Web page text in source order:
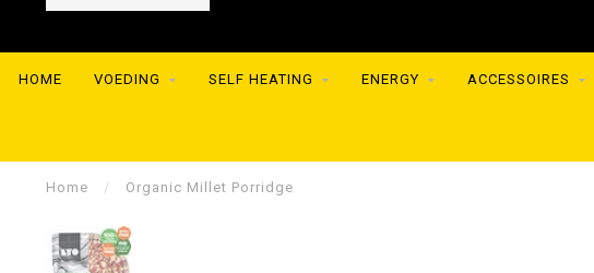
HOME VOEDING SELF HEATING ENERGY ACCESSOIRES
Home / Organic Millet Porridge